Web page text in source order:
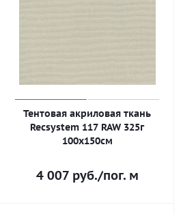
Тентовая акриловая ткань
Recsystem 117 RAW 325г
100х150см
4 007руб./пог. м